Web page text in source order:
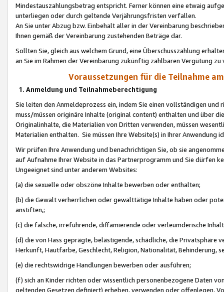
Mindestauszahlungsbetrag entspricht. Ferner können eine etwaig
unterliegen oder durch geltende Verjährungsfristen verfallen.
An Sie unter Abzug bzw. Einbehalt aller in der Vereinbarung
Ihnen gemäß der Vereinbarung zustehenden Beträge dar.
Sollten Sie, gleich aus welchem Grund, eine Überschusszahlung
an Sie im Rahmen der Vereinbarung zukünftig zahlbaren Vergütung zu
Voraussetzungen für die Teilnahme
1. Anmeldung und Teilnahmeberechtigung
Sie leiten den Anmeldeprozess ein, indem Sie einen vollständigen
muss/müssen originäre Inhalte (original content) enthalten und über
Originalinhalte, die Materialien von Dritten verwenden, müssen
Materialien enthalten. Sie müssen Ihre Website(s) in Ihrer Anwendung
Wir prüfen Ihre Anwendung und benachrichtigen Sie, ob sie
auf Aufnahme Ihrer Website in das Partnerprogramm und Sie dürfen
Ungeeignet sind unter anderem Websites:
(a) die sexuelle oder obszöne Inhalte bewerben oder enthalten;
(b) die Gewalt verherrlichen oder gewalttätige Inhalte haben oder
anstiften,;
(c) die falsche, irreführende, diffamierende oder verleumderische
(d) die von Hass geprägte, belästigende, schädliche, die Privatsphäre
Herkunft, Hautfarbe, Geschlecht, Religion, Nationalität, Behinderung,
(e) die rechtswidrige Handlungen bewerben oder ausführen;
(f) sich an Kinder richten oder wissentlich personenbezogene Daten
geltenden Gesetzen definiert) erheben, verwenden oder offenlegen,